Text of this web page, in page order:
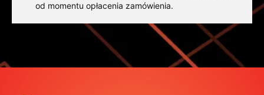
od momentu opłacenia zamówienia.